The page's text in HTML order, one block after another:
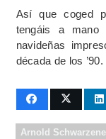
Así que coged
tengáis a
navideñas
década de los ’90.
Arnold